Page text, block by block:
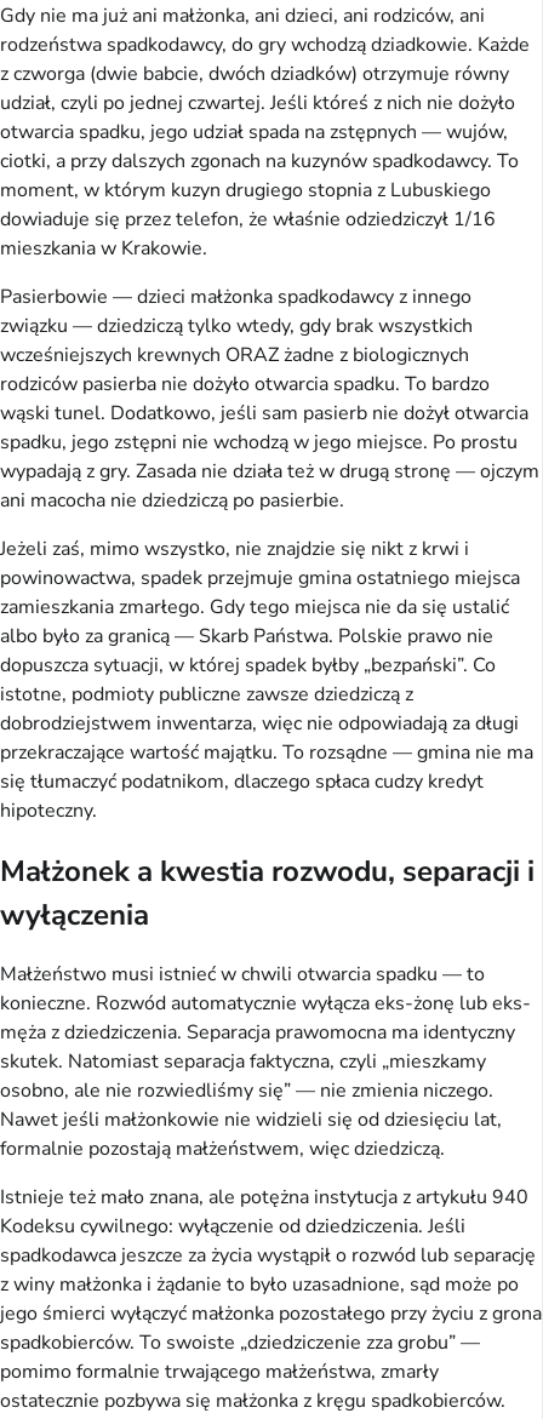
Gdy nie ma już ani małżonka, ani dzieci, ani rodziców, ani
rodzeństwa spadkodawcy, do gry wchodzą dziadkowie. Każde
z czworga (dwie babcie, dwóch dziadków) otrzymuje równy
udział, czyli po jednej czwartej. Jeśli któreś z nich nie dożyło
otwarcia spadku, jego udział spada na zstępnych — wujów,
ciotki, a przy dalszych zgonach na kuzynów spadkodawcy. To
moment, w którym kuzyn drugiego stopnia z Lubuskiego
dowiaduje się przez telefon, że właśnie odziedziczył 1/16
mieszkania w Krakowie.
Pasierbowie — dzieci małżonka spadkodawcy z innego
związku — dziedziczą tylko wtedy, gdy brak wszystkich
wcześniejszych krewnych ORAZ żadne z biologicznych
rodziców pasierba nie dożyło otwarcia spadku. To bardzo
wąski tunel. Dodatkowo, jeśli sam pasierb nie dożył otwarcia
spadku, jego zstępni nie wchodzą w jego miejsce. Po prostu
wypadają z gry. Zasada nie działa też w drugą stronę — ojczym
ani macocha nie dziedziczą po pasierbie.
Jeżeli zaś, mimo wszystko, nie znajdzie się nikt z krwi i
powinowactwa, spadek przejmuje gmina ostatniego miejsca
zamieszkania zmarłego. Gdy tego miejsca nie da się ustalić
albo było za granicą — Skarb Państwa. Polskie prawo nie
dopuszcza sytuacji, w której spadek byłby „bezpański”. Co
istotne, podmioty publiczne zawsze dziedziczą z
dobrodziejstwem inwentarza, więc nie odpowiadają za długi
przekraczające wartość majątku. To rozsądne — gmina nie ma
się tłumaczyć podatnikom, dlaczego spłaca cudzy kredyt
hipoteczny.
Małżonek a kwestia rozwodu, separacji i
wyłączenia
Małżeństwo musi istnieć w chwili otwarcia spadku — to
konieczne. Rozwód automatycznie wyłącza eks-żonę lub eks-
męża z dziedziczenia. Separacja prawomocna ma identyczny
skutek. Natomiast separacja faktyczna, czyli „mieszkamy
osobno, ale nie rozwiedliśmy się” — nie zmienia niczego.
Nawet jeśli małżonkowie nie widzieli się od dziesięciu lat,
formalnie pozostają małżeństwem, więc dziedziczą.
Istnieje też mało znana, ale potężna instytucja z artykułu 940
Kodeksu cywilnego: wyłączenie od dziedziczenia. Jeśli
spadkodawca jeszcze za życia wystąpił o rozwód lub separację
z winy małżonka i żądanie to było uzasadnione, sąd może po
jego śmierci wyłączyć małżonka pozostałego przy życiu z grona
spadkobierców. To swoiste „dziedziczenie zza grobu” —
pomimo formalnie trwającego małżeństwa, zmarły
ostatecznie pozbywa się małżonka z kręgu spadkobierców.